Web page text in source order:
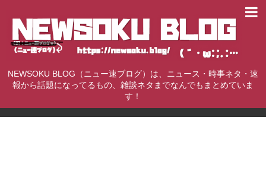
NEWSOKU BLOG（ニュー速ブログ）は、ニュース・時事ネタ・速
報から話題になってるもの、雑談ネタまでなんでもまとめていま
す！